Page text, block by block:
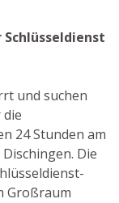
und suchen
24 Stunden am
Die
Großraum